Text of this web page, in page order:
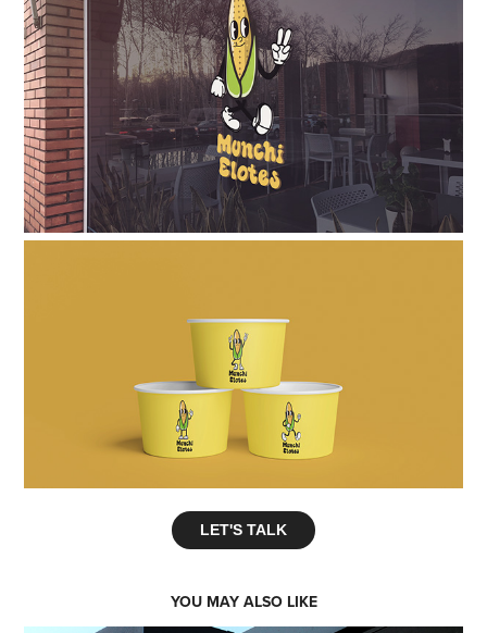
LET'S TALK
YOU MAY ALSO LIKE